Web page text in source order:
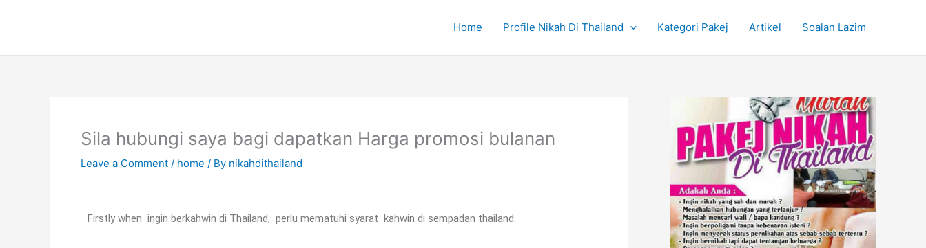
Home Profile Nikah Di Thailand Kategori Pakej Artikel Soalan Lazim
Sila hubungi saya bagi dapatkan Harga promosi bulanan
Leave a Comment / home / By nikahdithailand
Firstly when ingin berkahwin di Thailand, perlu mematuhi syarat kahwin di sempadan thailand.